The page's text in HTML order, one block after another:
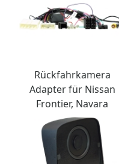
Rückfahrkamera
Adapter für Nissan
Frontier, Navara